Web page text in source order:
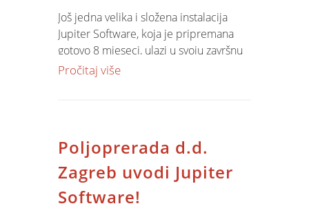
Velike Britanije, koje zapošljava 1.3
milijuna osoba, pokrenulo jeECDL
program za svoje zaposlenike, koji
uključuje osposobljavanje i provjeru
Informacijska i komunikacijska
tehnologija gdje se predlaže:
"Uspostavljanje i prihvaćanje
europskog sustava stjecanja potvrde o
uspješnosti uporabe osobnih računala
Još jedna velika i složena instalacija
Jupiter Software, koja je pripremana
gotovo 8 mjeseci, ulazi u svoju završnu
fazu. Nakon dobro odrađenog
će u narednih 6 mjeseci izvršiti
instalaciju infrastrukture, obuku
korisnika, prijenos podataka i
implementaciju standardnih i
Pročitaj više
Poljoprerada d.d.
Zagreb uvodi Jupiter
Software!